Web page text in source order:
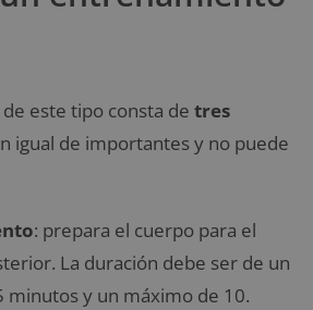
este tipo consta de tres
igual de importantes y no puede
: prepara el cuerpo para el
La duración debe ser de un
minutos y un máximo de 10.